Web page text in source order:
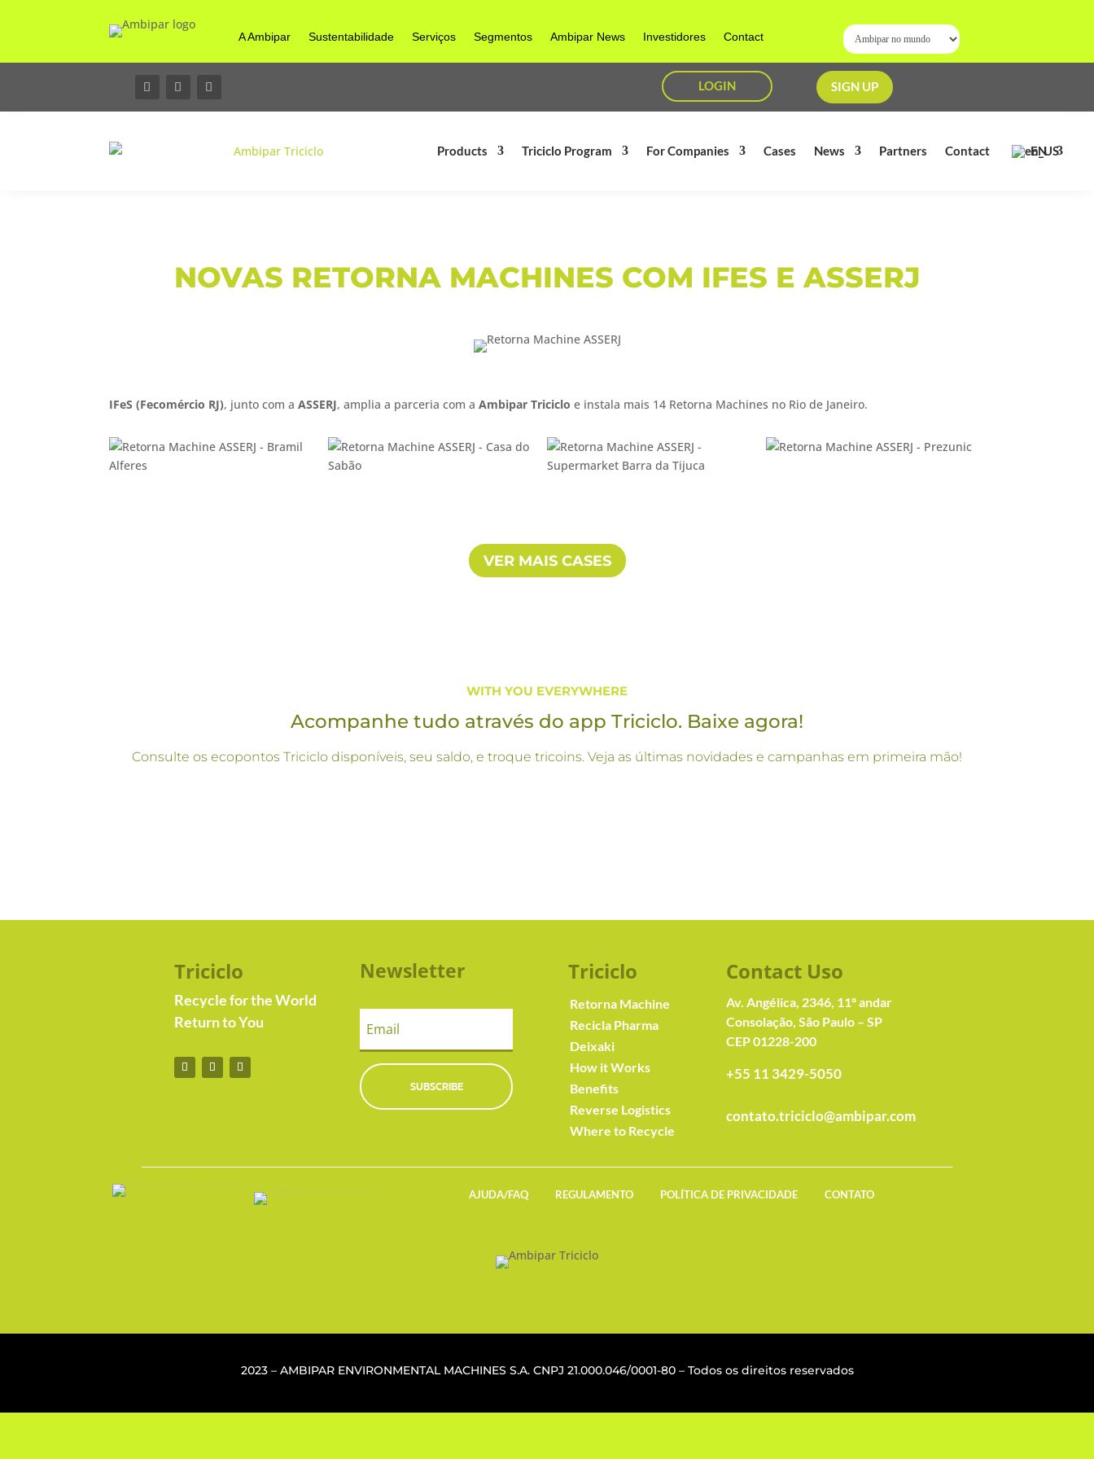
A Ambipar Sustentabilidade Serviços Segmentos Ambipar News Investidores Contact
LOGIN SIGN UP
Products Triciclo Program For Companies Cases News Partners Contact EN
NOVAS RETORNA MACHINES COM IFES E ASSERJ
IFeS (Fecomércio RJ), junto com aASSERJ, amplia a parceria com aAmbipar Triciclo e instala mais 14 Retorna Machines no Rio de Janeiro.
VER MAIS CASES
WITH YOU EVERYWHERE
Acompanhe tudo através do app Triciclo. Baixe agora!
Consulte os ecopontos Triciclo disponíveis, seu saldo, e troque tricoins. Veja as últimas novidades e campanhas em primeira mão!
Triciclo
Recycle for the World
Return to You
Newsletter
SUBSCRIBE
Triciclo
Retorna Machine
Recicla Pharma
Deixaki
How it Works
Benefits
Reverse Logistics
Where to Recycle
Contact Uso
Av. Angélica, 2346, 11º andar
Consolação, São Paulo – SP
CEP 01228-200
+55 11 3429-5050
contato.triciclo@ambipar.com
AJUDA/FAQ REGULAMENTO POLÍTICA DE PRIVACIDADE CONTATO
2023 – AMBIPAR ENVIRONMENTAL MACHINES S.A. CNPJ 21.000.046/0001-80– Todos os direitos reservados